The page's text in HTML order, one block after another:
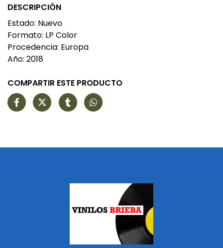
DESCRIPCIÓN
Estado: Nuevo
Formato: LP Color
Procedencia: Europa
Año: 2018
COMPARTIR ESTE PRODUCTO